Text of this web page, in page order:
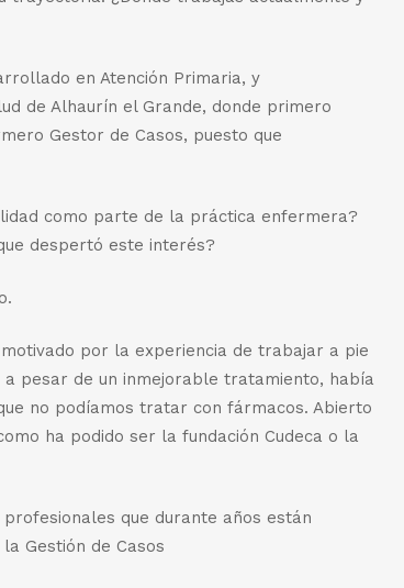
en Atención Primaria, y
de Alhaurín el Grande, donde primero
Gestor de Casos, puesto que
como parte de la práctica enfermera?
despertó este interés?
por la experiencia de trabajar a pie
pesar de un inmejorable tratamiento, había
no podíamos tratar con fármacos. Abierto
ha podido ser la fundación Cudeca o la
que durante años están
Gestión de Casos